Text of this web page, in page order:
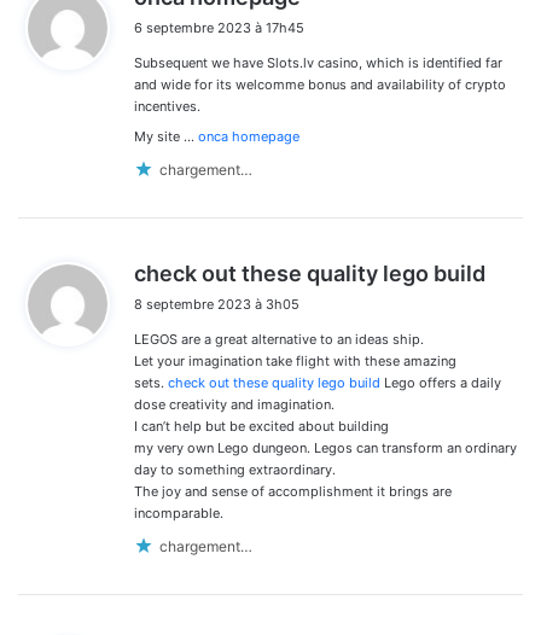
t
:
6 septembre 2023 à 17h45
Subsequent we have Slots.lv casino, which is identified far
and wide for its welcomme bonus and availability of crypto
incentives.
My site … onca homepage
chargement…
check out these quality lego build
8 septembre 2023 à 3h05
LEGOS are a great alternative to an ideas ship.
Let your imagination take flight with these amazing
sets. check out these quality lego build Lego offers a daily
dose creativity and imagination.
I can’t help but be excited about building
my very own Lego dungeon. Legos can transform an ordinary
day to something extraordinary.
The joy and sense of accomplishment it brings are
incomparable.
chargement…